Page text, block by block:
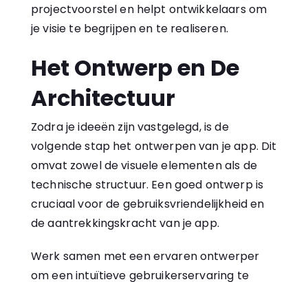
projectvoorstel en helpt ontwikkelaars om
je visie te begrijpen en te realiseren.
Het Ontwerp en De
Architectuur
Zodra je ideeën zijn vastgelegd, is de
volgende stap het ontwerpen van je app. Dit
omvat zowel de visuele elementen als de
technische structuur. Een goed ontwerp is
cruciaal voor de gebruiksvriendelijkheid en
de aantrekkingskracht van je app.
Werk samen met een ervaren ontwerper
om een intuïtieve gebruikerservaring te